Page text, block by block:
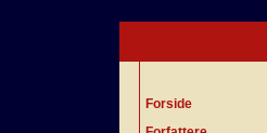
Forside